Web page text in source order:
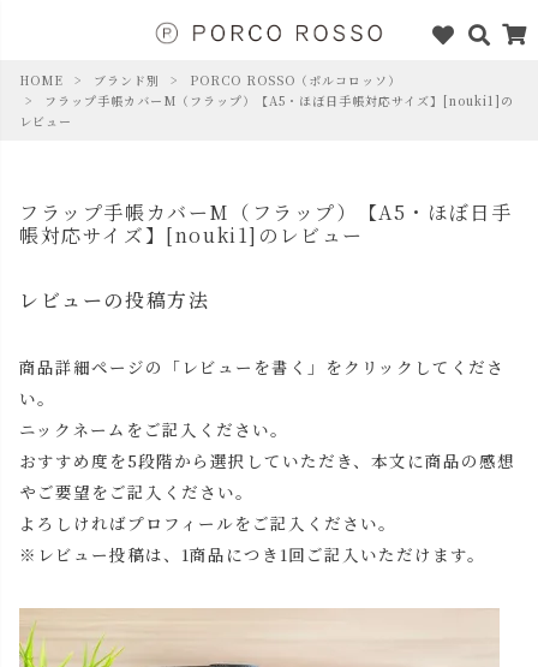
HOME ブランド別
PORCO ROSSO（ポルコロッソ）
フラップ手帳カバーM（フラップ）【A5・ほぼ日手帳対応サイズ】[nouki1]の
レビュー
フラップ手帳カバーM（フラップ）【A5・ほぼ日手
帳対応サイズ】[nouki1]のレビュー
レビューの投稿方法
商品詳細ページの「レビューを書く」をクリックしてくださ
い。
ニックネームをご記入ください。
おすすめ度を5段階から選択していただき、本文に商品の感想
やご要望をご記入ください。
よろしければプロフィールをご記入ください。
※レビュー投稿は、1商品につき1回ご記入いただけます。